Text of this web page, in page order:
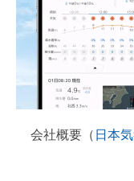
会社概要（ 日本